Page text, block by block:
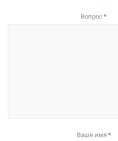
Вопрос *
Ваше имя *